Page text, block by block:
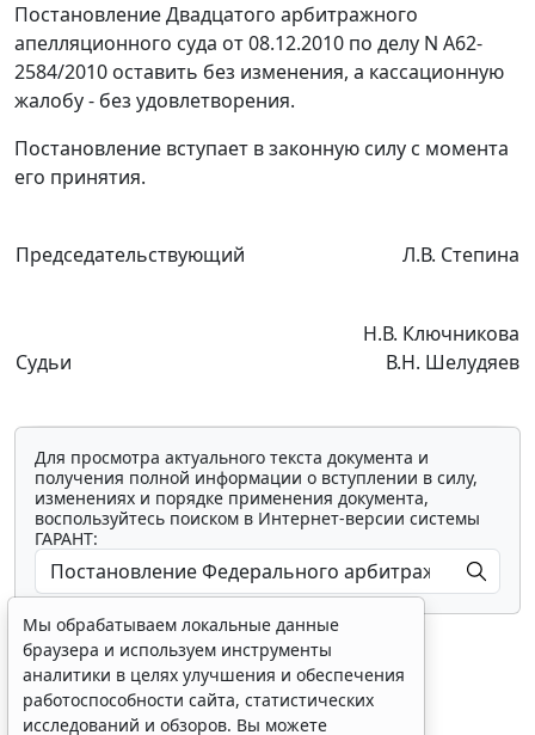
ПостановлениеДвадцатого арбитражного
апелляционного суда от 08.12.2010 по делу N А62-
2584/2010 оставить без изменения, а кассационную
жалобу - без удовлетворения.
Постановление вступает в законную силу с момента
его принятия.
Председательствующий Л.В. Степина
Судьи
Н.В. Ключникова
В.Н. Шелудяев
Для просмотра актуального текста документа и
получения полной информации о вступлении в силу,
изменениях и порядке применения документа,
воспользуйтесь поиском в Интернет-версии системы
ГАРАНТ:
Мы обрабатываем локальные данные
браузера и используем инструменты
аналитики в целях улучшения и обеспечения
работоспособности сайта, статистических
исследований и обзоров. Вы можете